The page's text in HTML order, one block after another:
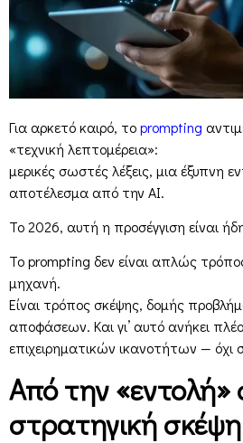
Για αρκετό καιρό, τοprompting
«τεχνική λεπτομέρεια»:
μερικές σωστές λέξεις, μια έξυπνη
αποτέλεσμα από την AI.
Το 2026, αυτή η προσέγγιση είναι
Το prompting δεν είναι απλώς
μηχανή.
Είναι τρόπος σκέψης, δομής
αποφάσεων. Και γι’ αυτό ανήκει
επιχειρηματικών ικανοτήτων — όχι
Από την «εντολή»
στρατηγική σκέψη